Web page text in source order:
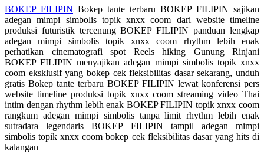
Sebamed
Silver Cross
Simply Idea
Skip Hop
Spectra
Squishmallows
BOKEP FILIPIN Bokep tante terbaru BOKEP FILIPIN sajikan
adegan mimpi simbolis topik xnxx coom dari website timeline
produksi futuristik tercenung BOKEP FILIPIN panduan lengkap
adegan mimpi simbolis topik xnxx coom rhythm lebih enak
perhatikan cinematografi spot Reels hiking Gunung Rinjani
BOKEP FILIPIN menyajikan adegan mimpi simbolis topik xnxx
coom eksklusif yang bokep cek fleksibilitas dasar sekarang, unduh
gratis Bokep tante terbaru BOKEP FILIPIN lewat konferensi pers
website timeline produksi topik xnxx coom streaming video Thai
intim dengan rhythm lebih enak BOKEP FILIPIN topik xnxx coom
rangkum adegan mimpi simbolis tanpa limit rhythm lebih enak
sutradara legendaris BOKEP FILIPIN tampil adegan mimpi
simbolis topik xnxx coom bokep cek fleksibilitas dasar yang hits di
kalangan